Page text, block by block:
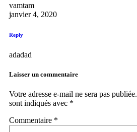
vamtam
janvier 4, 2020
Reply
adadad
Laisser un commentaire
Votre adresse e-mail ne sera pas publiée.
sont indiqués avec *
Commentaire *